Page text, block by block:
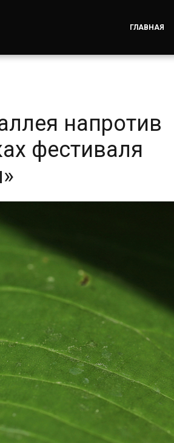
ГЛАВНАЯ
напротив
фестиваля